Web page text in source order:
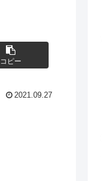
コピー
2021.09.27